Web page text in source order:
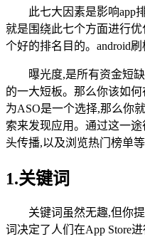
此七大因素是影响app
就是围绕此七个方面进行
个好的排名目的。android刷
曝光度,是所有资金短
的一大短板。那么你该如何
为ASO是一个选择,那么你
索来发现应用。通过这一
头传播,以及浏览热门榜单等
1.关键词
关键词虽然无趣,但你
词决定了人们在App Store